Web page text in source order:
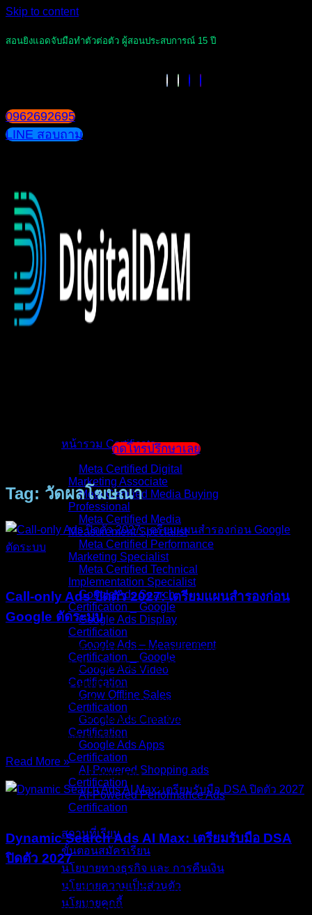
Skip to content
สอนยิงแอดจับมือทำตัวต่อตัว ผู้สอนประสบการณ์ 15 ปี
0962692695
LINE สอบถาม
หน้ารวม Certificate
Meta Certified Digital
Marketing Associate
Meta Certified Media Buying
Professional
Meta Certified Media
Measurement Specialist
Meta Certified Performance
Marketing Specialist
Meta Certified Technical
Implementation Specialist
Google Ads Search
Certification _ Google
Google Ads Display
Certification
Google Ads – Measurement
Certification _ Google
Google Ads Video
Certification
Grow Offline Sales
Certification
Google Ads Creative
Certification
Google Ads Apps
Certification
AI-Powered Shopping ads
Certification
AI-Powered Performance Ads
Certification
สถานที่เรียน
ขั้นตอนสมัครเรียน
นโยบายทางธุรกิจ และ การคืนเงิน
นโยบายความเป็นส่วนตัว
นโยบายคุกกี้
กดโทรปรึกษาเลย
Tag: วัดผลโฆษณา
Call-only Ads ปิดตัว 2027: เตรียมแผนสำรองก่อน
Google ตัดระบบ
“เบอร์โทรที่เคยขึ้นในโฆษณาแล้วลูกค้าโทรเข้ามาเลย อาจ
ไม่ใช่ปุ่มที่กดได้อีกต่อไปในเร็ว ๆ นี้” ถ้าธุรกิจของคุณพึ่งพา
Call-only Ads เป็นช่องทางหลักในการรับสายจากลูกค้า คำว่า
Call-only Ads ปิดตัว อาจไม่ใช่แค่ข่าวลือที่เอาไว้คุยเล่น แต่เป็น
สัญญาณที่ต้องเริ่มวางแผนตั้งแต่วันนี้ เพราะ Google มีแนวโน้ม
ปรับโครงสร้างแคมเปญประเภทนี้ให้ไปรวมอยู่กับ Search
Read More »
No Comments
Dynamic Search Ads AI Max: เตรียมรับมือ DSA
ปิดตัว 2027
“แคมเปญ DSA ที่วิ่งมาหลายปี กำลังจะไม่มีที่ยืนใน Google Ads
อีกต่อไป คำถามคือธุรกิจคุณพร้อมย้ายหรือยัง” ถ้าคุณเป็นคนที่